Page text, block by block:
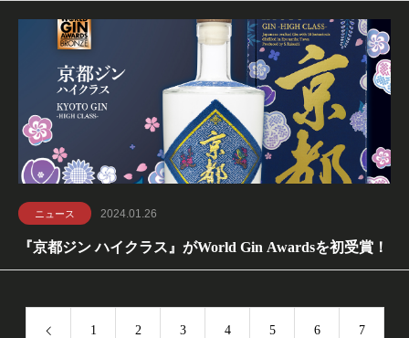
ニュース 2024.01.26
『京都ジン ハイクラス』がWorld Gin Awardsを初受賞！
1 2 3 4 5 6 7